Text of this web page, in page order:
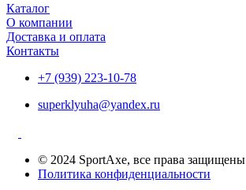
Каталог
О компании
Доставка и оплата
Контакты
+7 (939) 223-10-78
superklyuha@yandex.ru
© 2024 SportAxe, все права защищены
Политика конфиденциальности